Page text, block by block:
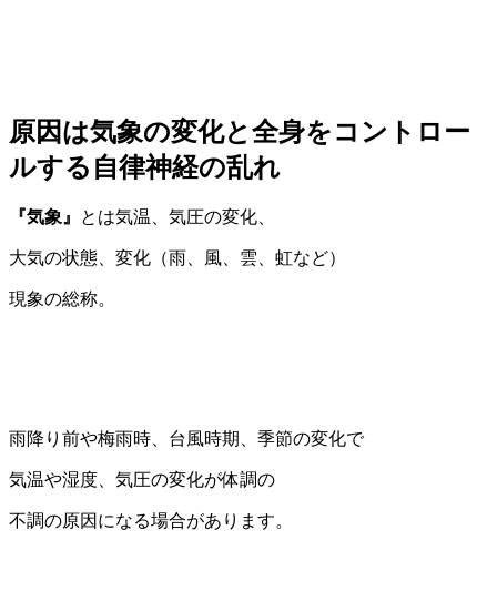
原因は気象の変化と全身をコントロー
ルする自律神経の乱れ
『気象』 とは気温、気圧の変化、
大気の状態、変化（雨、風、雲、虹など）
現象の総称。
雨降り前や梅雨時、台風時期、季節の変化で
気温や湿度、気圧の変化が体調の
不調の原因になる場合があります。